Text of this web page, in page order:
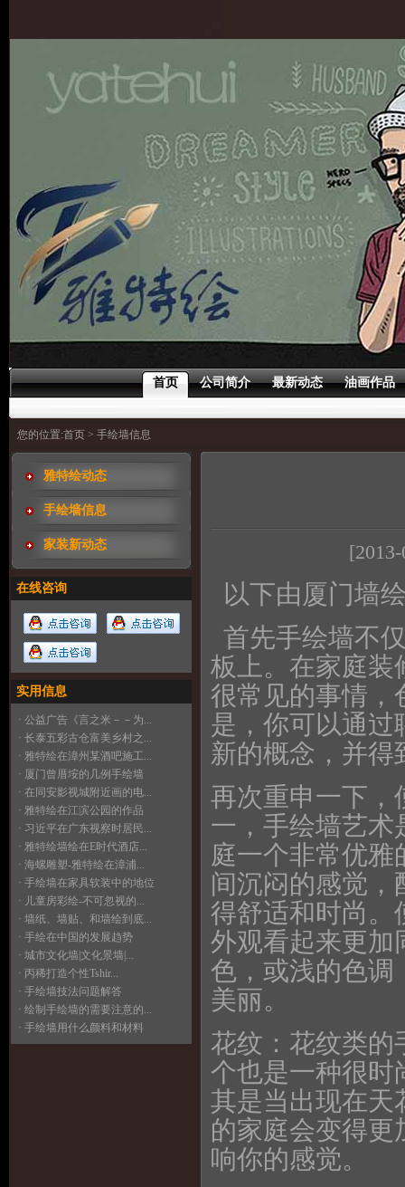
首页 公司简介 最新动态 油画作品
您的位置:首页 > 手绘墙信息
雅特绘动态
手绘墙信息
家装新动态
在线咨询
实用信息
· 公益广告《言之米－－为...
· 长泰五彩古仓富美乡村之...
· 雅特绘在漳州某酒吧施工...
· 厦门曾厝垵的几例手绘墙
· 在同安影视城附近画的电...
· 雅特绘在江滨公园的作品
· 习近平在广东视察时居民...
· 雅特绘墙绘在E时代酒店...
· 海螺雕塑-雅特绘在漳浦...
· 手绘墙在家具软装中的地位
· 儿童房彩绘-不可忽视的...
· 墙纸、墙贴、和墙绘到底...
· 手绘在中国的发展趋势
· 城市文化墙|文化景墙|...
· 丙稀打造个性Tshir...
· 手绘墙技法问题解答
· 绘制手绘墙的需要注意的...
· 手绘墙用什么颜料和材料
以下由厦门墙
首先手绘墙不
板上。在家庭装
很常见的事情，
是，你可以通过
新的概念，并得
再次重申一下，
一，手绘墙艺术
庭一个非常优
间沉闷的感觉，
得舒适和时尚。
外观看起来更加
色，或浅的色调
美丽。
花纹：花纹类的
个也是一种很时
其是当出现在天
的家庭会变得更
响你的感觉。